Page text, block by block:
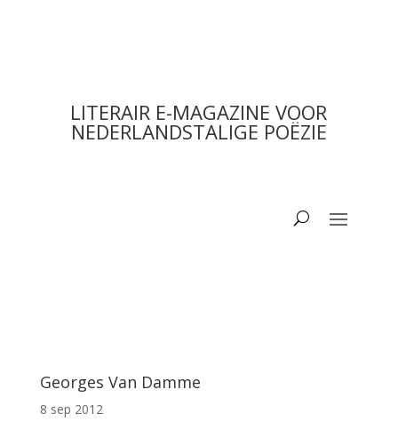
LITERAIR E-MAGAZINE VOOR
NEDERLANDSTALIGE POËZIE
Georges Van Damme
8 sep 2012